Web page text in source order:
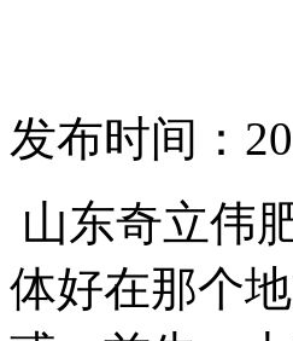
发布时间：
山东奇立伟
体好在那个